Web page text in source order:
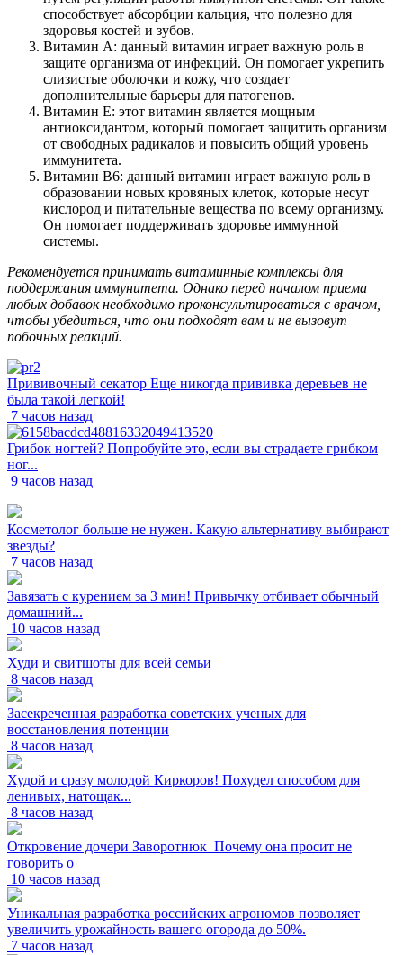
способствует абсорбции кальция, что полезно для
здоровья костей и зубов.
Витамин А: данный витамин играет важную роль в
защите организма от инфекций. Он помогает укрепить
слизистые оболочки и кожу, что создает
дополнительные барьеры для патогенов.
Витамин Е: этот витамин является мощным
антиоксидантом, который помогает защитить организм
от свободных радикалов и повысить общий уровень
иммунитета.
Витамин B6: данный витамин играет важную роль в
образовании новых кровяных клеток, которые несут
кислород и питательные вещества по всему организму.
Он помогает поддерживать здоровье иммунной
системы.
Рекомендуется принимать витаминные комплексы для
поддержания иммунитета. Однако перед началом приема
любых добавок необходимо проконсультироваться с врачом,
чтобы убедиться, что они подходят вам и не вызовут
побочных реакций.
Прививочный секатор Еще никогда прививка деревьев не
была такой легкой!
7 часов назад
Грибок ногтей? Попробуйте это, если вы страдаете грибком
ног...
9 часов назад
Косметолог больше не нужен. Какую альтернативу выбирают
звезды?
7 часов назад
Завязать с курением за 3 мин! Привычку отбивает обычный
домашний...
10 часов назад
Худи и свитшоты для всей семьи
8 часов назад
Засекреченная разработка советских ученых для
восстановления потенции
8 часов назад
Худой и сразу молодой Киркоров! Похудел способом для
ленивых, натощак...
8 часов назад
Откровение дочери Заворотнюк_Почему она просит не
говорить о
10 часов назад
Уникальная разработка российских агрономов позволяет
увеличить урожайность вашего огорода до 50%.
7 часов назад